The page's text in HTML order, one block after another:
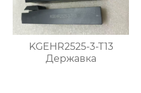
KGEHR2525-3-T13
Державка